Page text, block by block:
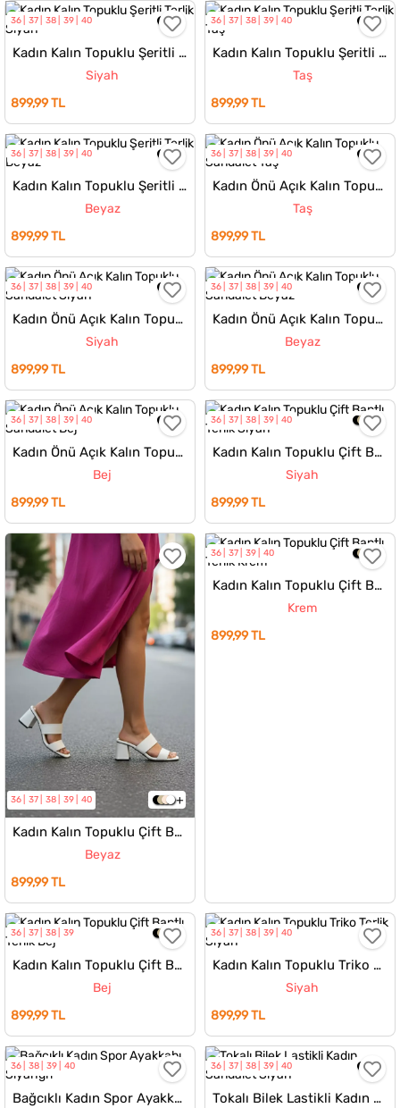
36 37 38 39 40
Kadın Kalın Topuklu Şeritli Terlik
Siyah
899,99 TL
36 37 38 39 40
Kadın Kalın Topuklu Şeritli Terlik
Taş
899,99 TL
36 37 38 39 40
Kadın Kalın Topuklu Şeritli Terlik
Beyaz
899,99 TL
36 37 38 39 40
Kadın Önü Açık Kalın Topuklu Sandalet
Taş
899,99 TL
36 37 38 39 40
Kadın Önü Açık Kalın Topuklu Sandalet
Siyah
899,99 TL
36 37 38 39 40
Kadın Önü Açık Kalın Topuklu Sandalet
Beyaz
899,99 TL
36 37 38 39 40
Kadın Önü Açık Kalın Topuklu Sandalet
Bej
899,99 TL
36 37 38 39 40
Kadın Kalın Topuklu Çift Bantlı Terlik
Siyah
899,99 TL
36 37 38 39 40
Kadın Kalın Topuklu Çift Bantlı Terlik
Beyaz
899,99 TL
36 37 39 40
Kadın Kalın Topuklu Çift Bantlı Terlik
Krem
899,99 TL
36 37 38 39
Kadın Kalın Topuklu Çift Bantlı Terlik
Bej
899,99 TL
36 37 38 39 40
Kadın Kalın Topuklu Triko Terlik
Siyah
899,99 TL
36 38 39 40
Bağcıklı Kadın Spor Ayakkabı
36 37 38 39 40
Tokalı Bilek Lastikli Kadın Sandalet